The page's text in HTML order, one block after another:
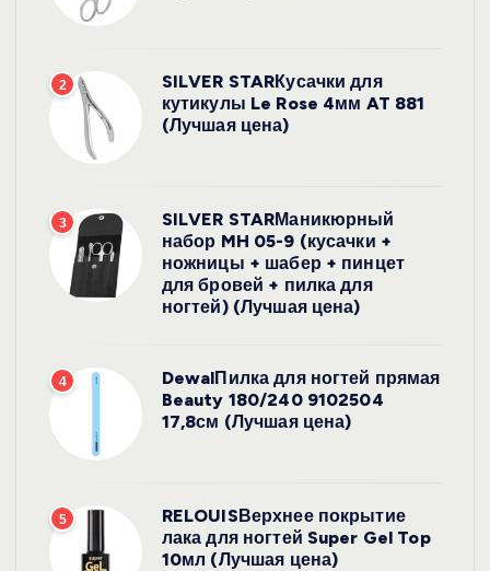
2
SILVER STARКусачки для
кутикулы Le Rose 4мм AT 881
(Лучшая цена)
3
SILVER STARМаникюрный
набор MH 05-9 (кусачки +
ножницы + шабер + пинцет
для бровей + пилка для
ногтей) (Лучшая цена)
4
DewalПилка для ногтей прямая
Beauty 180/240 9102504
17,8см (Лучшая цена)
5
RELOUISВерхнее покрытие
лака для ногтей Super Gel Top
10мл (Лучшая цена)